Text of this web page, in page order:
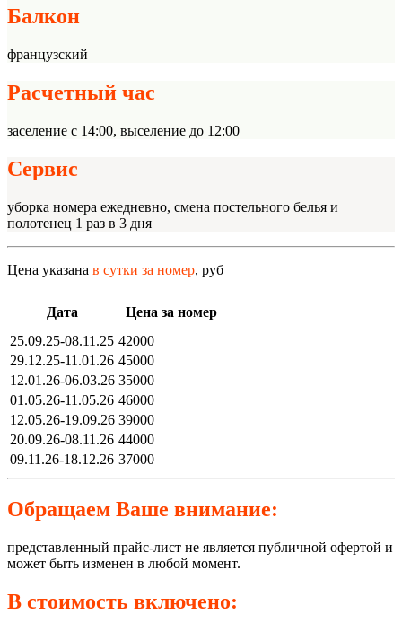
Балкон
французский
Расчетный час
заселение с 14:00, выселение до 12:00
Сервис
уборка номера ежедневно, смена постельного белья и
полотенец 1 раз в 3 дня
Цена указана в сутки за номер, руб
Дата
Цена за номер
25.09.25-08.11.25 42000
29.12.25-11.01.26 45000
12.01.26-06.03.26 35000
01.05.26-11.05.26 46000
12.05.26-19.09.26 39000
20.09.26-08.11.26 44000
09.11.26-18.12.26 37000
Обращаем Ваше внимание:
представленный прайс-лист не является публичной офертой и
может быть изменен в любой момент.
В стоимость включено: